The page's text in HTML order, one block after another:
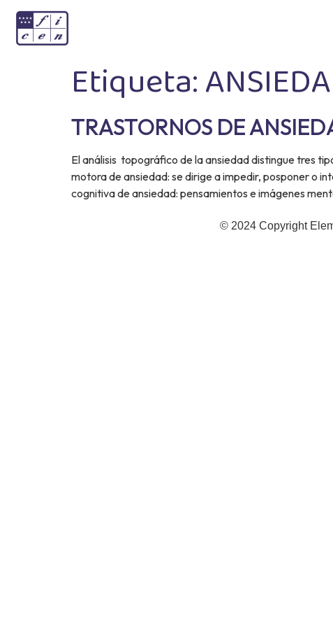
Etiqueta:
TRASTORNOS DE
El análisis topográfico de la ansiedad distingue tres
motora de ansiedad: se dirige a impedir, posponer o
cognitiva de ansiedad: pensamientos e imágenes
© 2024 Copyright